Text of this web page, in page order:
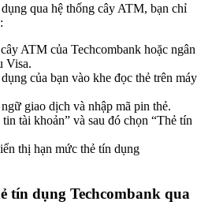
qua hệ thống cây ATM, bạn chỉ
ATM của Techcombank hoặc ngân
Visa.
của bạn vào khe đọc thẻ trên máy
giao dịch và nhập mã pin thẻ.
tài khoản” và sau đó chọn “Thẻ tín
thị hạn mức thẻ tín dụng
tín dụng Techcombank qua